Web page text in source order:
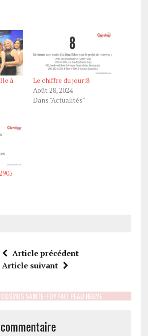
à
Le chiffre du jour:8
Août 28, 2024
Dans "Actualités"
Article précédent
Article suivant
SAINTE-FOY FAIT PEAU NEUVE"